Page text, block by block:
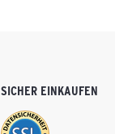
SICHER EINKAUFEN